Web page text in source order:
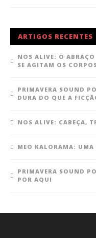
ARTIGOS RECENTES
NOS ALIVE: O
SE AGITAM OS
PRIMAVERA SOUND
DURA DO QUE A
NOS ALIVE: CABEÇA,
MEO KALORAMA: UMA
PRIMAVERA SOUND
POR AQUI